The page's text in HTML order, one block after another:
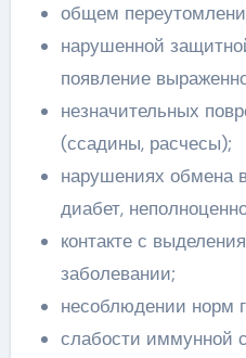
общем
нарушенной
появление
незначительных
(ссадины, расчесы);
нарушениях обмена
диабет,
контакте с
заболевании;
несоблюдении норм
слабости иммунной